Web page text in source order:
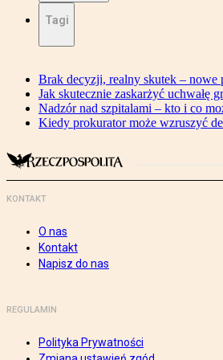
Tagi
Brak decyzji, realny skutek – nowe
Jak skutecznie zaskarżyć uchwałę
Nadzór nad szpitalami – kto i co
Kiedy prokurator może wzruszyć
KONTAKT
O nas
Kontakt
Napisz do nas
REGULAMIN
Polityka Prywatności